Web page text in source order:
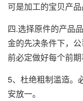
可是加工的宝贝产
四.选择原件的产品
金的先决条件下，
前必定做好每个前期
5、杜绝粗制滥造。
安放一。